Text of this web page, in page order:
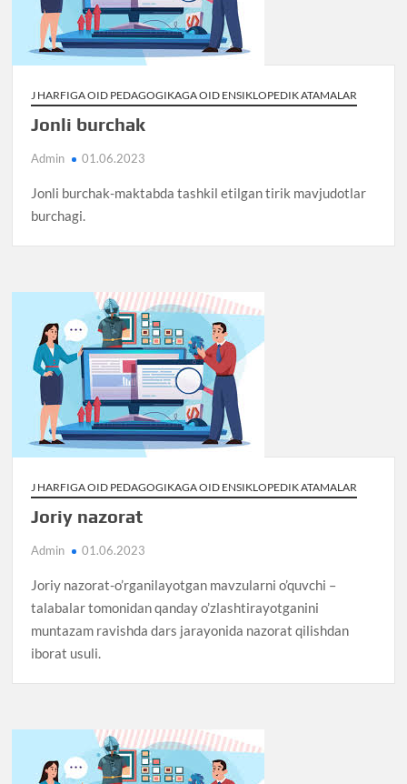
J HARFIGA OID PEDAGOGIKAGA OID ENSIKLOPEDIK ATAMALAR
Jonli burchak
Admin 01.06.2023
Jonli burchak-maktabda tashkil etilgan tirik mavjudotlar
burchagi.
J HARFIGA OID PEDAGOGIKAGA OID ENSIKLOPEDIK ATAMALAR
Joriy nazorat
Admin 01.06.2023
Joriy nazorat-o’rganilayotgan mavzularni o’quvchi –
talabalar tomonidan qanday o’zlashtirayotganini
muntazam ravishda dars jarayonida nazorat qilishdan
iborat usuli.